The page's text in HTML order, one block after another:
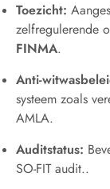
Toezicht:
zelfregulerende
FINMA.
Anti-
systeem zoals
AMLA.
Auditstatus:
SO-FIT audit..